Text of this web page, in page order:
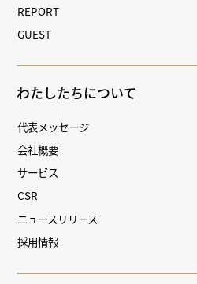
REPORT
GUEST
わたしたちについて
代表メッセージ
会社概要
サービス
CSR
ニュースリリース
採用情報